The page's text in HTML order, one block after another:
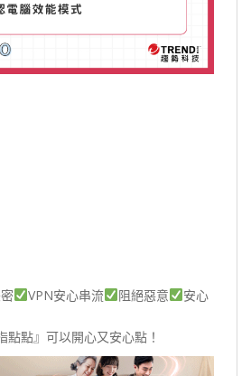
VPN安心串流 阻絕惡意
安心
點點』可以開心又安心點！